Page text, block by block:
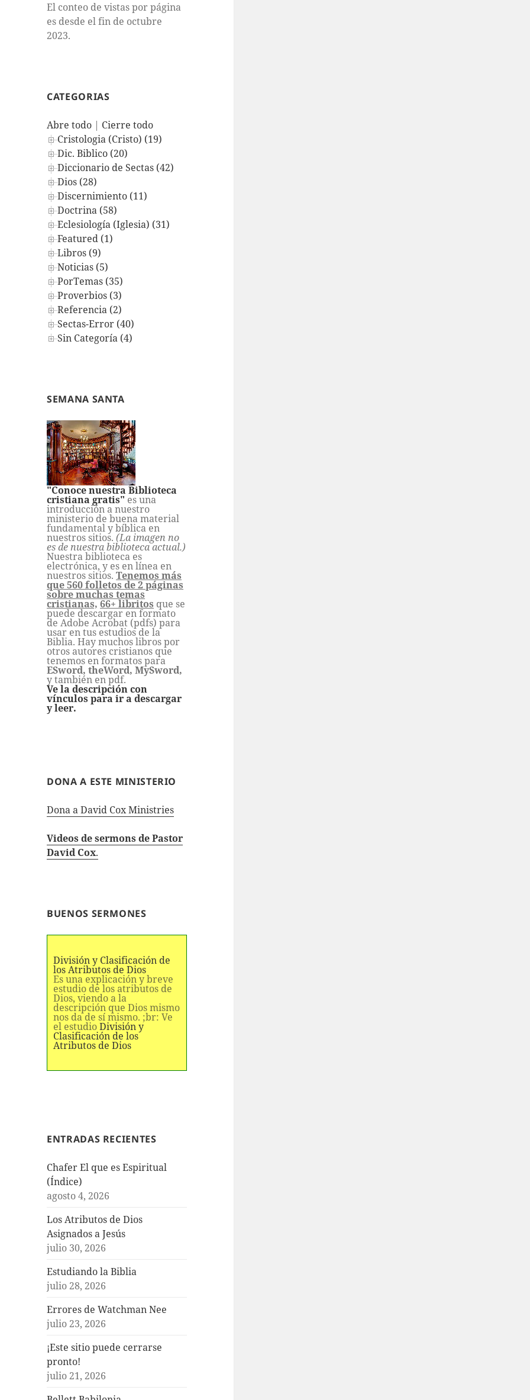
El conteo de vistas por página
es desde el fin de octubre
2023.
CATEGORIAS
Abre todo | Cierre todo
Cristologia (Cristo) (19)
Dic. Biblico (20)
Diccionario de Sectas (42)
Dios (28)
Discernimiento (11)
Doctrina (58)
Eclesiología (Iglesia) (31)
Featured (1)
Libros (9)
Noticias (5)
PorTemas (35)
Proverbios (3)
Referencia (2)
Sectas-Error (40)
Sin Categoría (4)
SEMANA SANTA
"Conoce nuestra Biblioteca
cristiana gratis" es una
introducción a nuestro
ministerio de buena material
fundamental y bíblica en
nuestros sitios.(La imagen no
es de nuestra biblioteca actual.)
Nuestra biblioteca es
electrónica, y es en línea en
nuestros sitios.Tenemos más
que 560 folletos de 2 páginas
sobre muchas temas
cristianas, 66+ libritos que se
puede descargar en formato
de Adobe Acrobat (pdfs) para
usar en tus estudios de la
Biblia. Hay muchos libros por
otros autores cristianos que
tenemos en formatos para
ESword, theWord, MySword,
y también en pdf.
Ve la descripción con
vínculos para ir a descargar
y leer.
DONA A ESTE MINISTERIO
Dona a David Cox Ministries
Videos de sermons de Pastor
David Cox.
BUENOS SERMONES
División y Clasificación de
los Atributos de Dios
Es una explicación y breve
estudio de los atributos de
Dios, viendo a la
descripción que Dios mismo
nos da de sí mismo. ;br: Ve
el estudioDivisión y
Clasificación de los
Atributos de Dios
ENTRADAS RECIENTES
Chafer El que es Espiritual
(Índice)
agosto 4, 2026
Los Atributos de Dios
Asignados a Jesús
julio 30, 2026
Estudiando la Biblia
julio 28, 2026
Errores de Watchman Nee
julio 23, 2026
¡Este sitio puede cerrarse
pronto!
julio 21, 2026